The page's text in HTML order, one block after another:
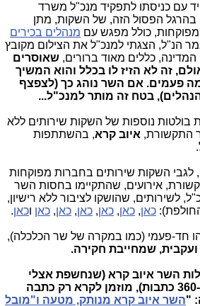
עם כניסתו לתפקיד מנכ"ל משרד
בהרגל הפסול הזה, של השקות, מתן
כולל מפגש עם מנהלים בכירים
הנ"ל, הצגתי למנכ"ל את הצילום מקובץ
המדינה, כללים מאוד ברורים, שאוסרים
זה לא הזיז לו בכלל והוא המשיך
פעמים. אם השר נוהג כך (לצפצף
בטח זה מותר למנכ"ל...
3 דוגמאות בולטות נוספות של השקות שירותים ללא
התקשורת, איוב קרא, בהשתתפות
לגבי השקות שירותים בחברות מפוקחות
אירועים, שהתקיימו בחסות השר
לשירותים, שהושקו לציבור ללא רישיון,
כאן, כאן, כאן, כאן, כאן, כאן וכאן.
חד-פעמי (כמו במקרה של שר הכלכלה),
שמחייבת חקירה.
השר איוב קרא (שנחשפת אצלי
יום-יום, עד כה במעל ל-360 כתבות), מוזמן לקרא רק כתבה
"השר איוב קרא מנותק, מטעה ו"מובל